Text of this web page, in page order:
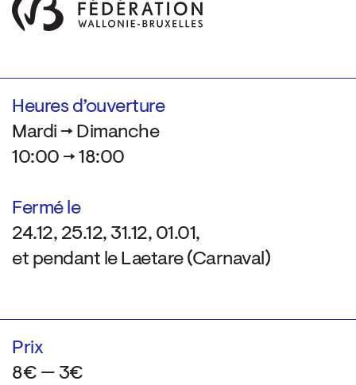
Heures d’ouverture
Mardi → Dimanche
10:00 → 18:00
Fermé le
24.12, 25.12, 31.12, 01.01,
et pendant le Laetare (Carnaval)
Prix
8€ — 3€